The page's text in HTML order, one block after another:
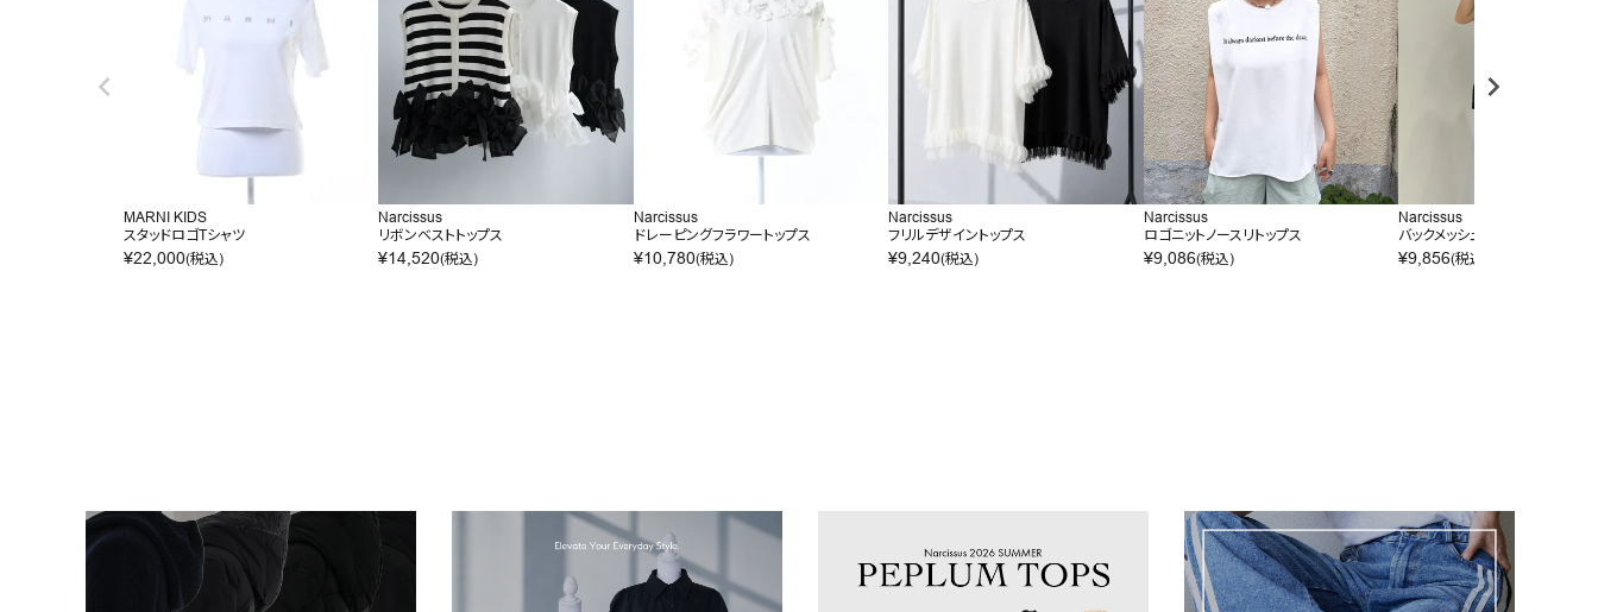
MARNI KIDS
スタッドロゴTシャツ
¥22,000(税込)
Narcissus
リボンベストトップス
¥14,520(税込)
Narcissus
ドレーピングフラワートップス
¥10,780(税込)
Narcissus
フリルデザイントップス
¥9,240(税込)
Narcissus
ロゴニットノースリトップス
¥9,086(税込)
Narcissus
バックメッシュノースリーブ
¥9,856(税込)